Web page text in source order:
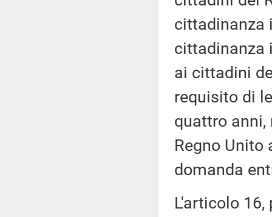
cittadinanza
cittadinanza
ai cittadini
requisito di
quattro
Regno Unito
domanda
L'articolo